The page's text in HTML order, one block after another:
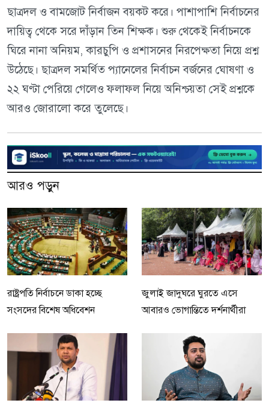
ছাত্রদল ও বামজোট নির্বাজন বয়কট করে। পাশাপাশি নির্বাচনের
দায়িত্ব থেকে সরে দাঁড়ান তিন শিক্ষক। শুরু থেকেই নির্বাচনকে
ঘিরে নানা অনিয়ম, কারচুপি ও প্রশাসনের নিরপেক্ষতা নিয়ে প্রশ্ন
উঠেছে। ছাত্রদল সমর্থিত প্যানেলের নির্বাচন বর্জনের ঘোষণা ও
২২ ঘণ্টা পেরিয়ে গেলেও ফলাফল নিয়ে অনিশ্চয়তা সেই প্রশ্নকে
আরও জোরালো করে তুলেছে।
আরও পড়ুন
রাষ্ট্রপতি নির্বাচনে ডাকা হচ্ছে
সংসদের বিশেষ অধিবেশন
জুলাই জাদুঘরে ঘুরতে এসে
আবারও ভোগান্তিতে দর্শনার্থীরা